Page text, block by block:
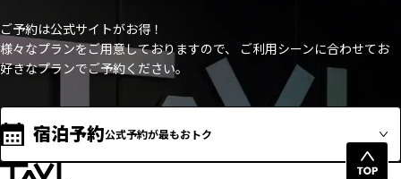
ご予約は公式サイトがお得！
様々なプランをご用意しておりますので、 ご利用シーンに合わせてお
好きなプランでご予約ください。
宿泊予約公式予約が最もおトク
ペ